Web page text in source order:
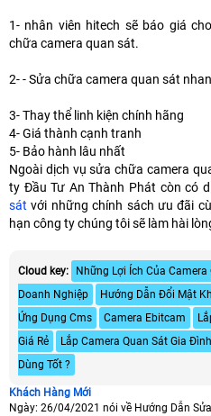
1- nhân viên hitech sẽ báo giá
chữa camera quan sát.
2- - Sửa chữa camera quan sát
3- Thay thể linh kiện chính hãng
4- Giá thành cạnh tranh
5- Bảo hành lâu nhất
Ngoài dịch vụ sửa chữa camera
ty Đầu Tư An Thành Phát còn có
sát với những chính sách ưu đãi
hạn công ty chúng tôi sẽ làm hài
Cloud key:
Những Lợi Ích Của
Doanh Nghiệp
Hướng Dẫn Đổi Mật
Ứng Dụng Cms
Camera Ebitcam
Giá Rẻ
Lắp Camera Quan Sát Gia
Dùng Tốt ?
Khách Hàng Mới
Ngày: 26/04/2021 nói về Hướng Dẫn